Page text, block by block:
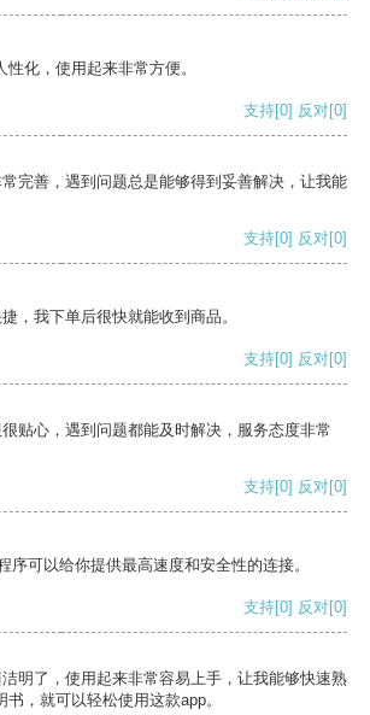
化，使用起来非常方便。
支持[0] 反对[0]
完善，遇到问题总是能够得到妥善解决，让我能
支持[0] 反对[0]
，我下单后很快就能收到商品。
支持[0] 反对[0]
贴心，遇到问题都能及时解决，服务态度非常
支持[0] 反对[0]
序可以给你提供最高速度和安全性的连接。
支持[0] 反对[0]
明了，使用起来非常容易上手，让我能够快速熟
，就可以轻松使用这款app。